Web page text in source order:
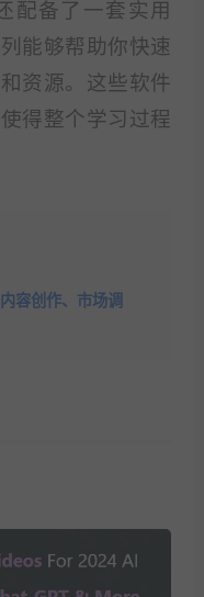
配备了一套实用
能够帮助你快速
资源。这些软件
得整个学习过程
容创作、市场调